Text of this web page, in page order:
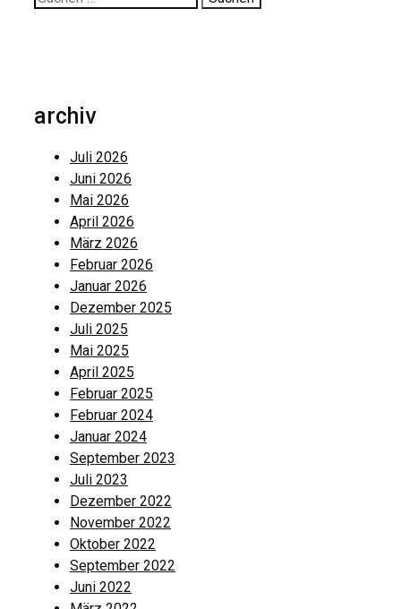
archiv
Juli 2026
Juni 2026
Mai 2026
April 2026
März 2026
Februar 2026
Januar 2026
Dezember 2025
Juli 2025
Mai 2025
April 2025
Februar 2025
Februar 2024
Januar 2024
September 2023
Juli 2023
Dezember 2022
November 2022
Oktober 2022
September 2022
Juni 2022